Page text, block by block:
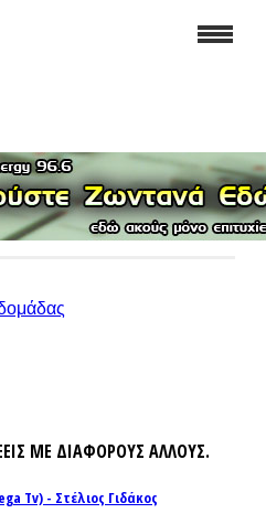
ΜΕ ΔΙΑΦΟΡΟΥΣ ΑΛΛΟΥΣ.
Tv) - Στέλιος Γιδάκος